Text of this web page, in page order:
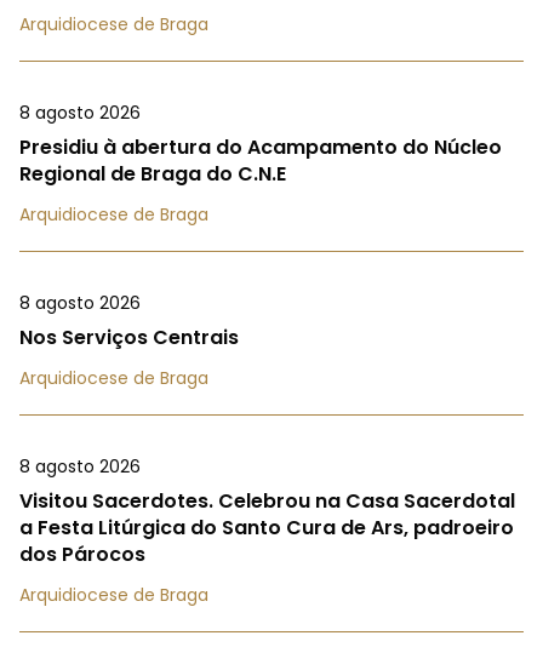
Arquidiocese de Braga
8 agosto 2026
Presidiu à abertura do Acampamento do Núcleo
Regional de Braga do C.N.E
Arquidiocese de Braga
8 agosto 2026
Nos Serviços Centrais
Arquidiocese de Braga
8 agosto 2026
Visitou Sacerdotes. Celebrou na Casa Sacerdotal
a Festa Litúrgica do Santo Cura de Ars, padroeiro
dos Párocos
Arquidiocese de Braga